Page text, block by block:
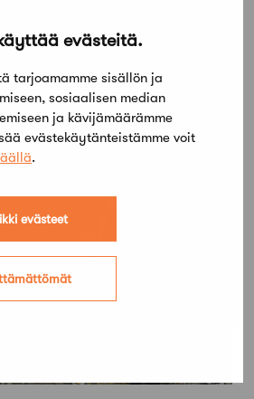
evästeitä.
tarjoamamme sisällön ja
sosiaalisen median
ja kävijämäärämme
evästekäytänteistämme voit
.
evästeet
lausunto
kulttuuripoliittisesta